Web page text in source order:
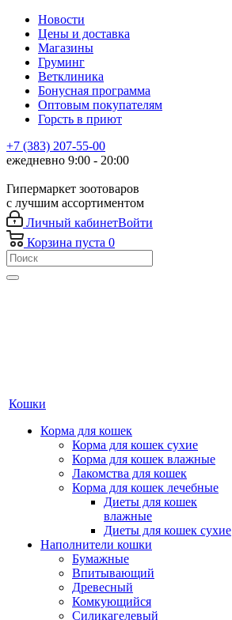
Новости
Цены и доставка
Магазины
Груминг
Ветклиника
Бонусная программа
Оптовым покупателям
Горсть в приют
+7 (383) 207-55-00
ежедневно 9:00 - 20:00
Гипермаркет зоотоваров
с лучшим ассортиментом
Личный кабинетВойти
Корзина пуста 0
Кошки
Корма для кошек
Корма для кошек сухие
Корма для кошек влажные
Лакомства для кошек
Корма для кошек лечебные
Диеты для кошек
влажные
Диеты для кошек сухие
Наполнители кошки
Бумажные
Впитывающий
Древесный
Комкующийся
Силикагелевый